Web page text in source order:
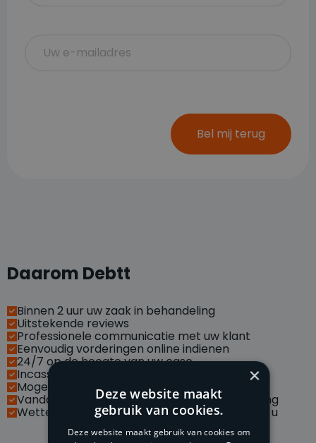
Bel mij terug
Daarom Debtt
Binnen 2 uur uw zaak in behandeling
Uitstekende reviews
Professionele communicatie met uw klant
Eenvoudig vorderingen online indienen
24/7 op de hoogte van uw case
Incasseren via social media
Mogelijkheid met API koppelingen
Vandaag betaald, morgen op uw bankrekening
Wettelijke handelsrente van vordering is voor u
×
Deze website maakt
gebruik van cookies.
Deze website maakt gebruik van cookies om